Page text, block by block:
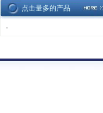
点击量多的产品
·